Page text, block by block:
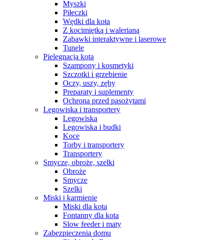
Myszki
Piłeczki
Wędki dla kota
Z kocimiętką i walerianą
Zabawki interaktywne i laserowe
Tunele
Pielęgnacja kota
Szampony i kosmetyki
Szczotki i grzebienie
Oczy, uszy, zęby
Preparaty i suplementy
Ochrona przed pasożytami
Legowiska i transportery
Legowiska
Legowiska i budki
Koce
Torby i transportery
Transportery
Smycze, obroże, szelki
Obroże
Smycze
Szelki
Miski i karmienie
Miski dla kota
Fontanny dla kota
Slow feeder i maty
Zabezpieczenia domu